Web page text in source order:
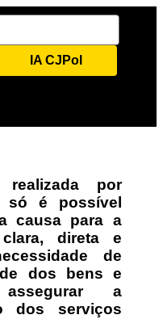
IA CJPol
por
só é possível
causa para a
direta e
de
dos bens e
a
dos serviços